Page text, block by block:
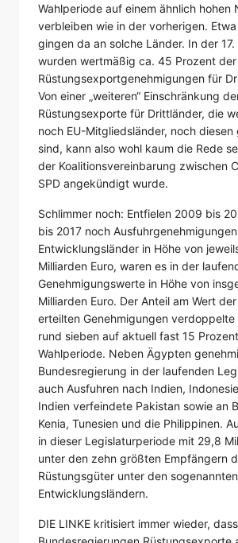
Wahlperiode auf einem ähnlich hohen
verbleiben wie in der vorherigen.
gingen da an solche Länder. In der
wurden wertmäßig ca. 45 Prozent der
Rüstungsexportgenehmigungen für
Von einer „weiteren“ Einschränkung
Rüstungsexporte für Drittländer, die
noch EU-Mitgliedsländer, noch
sind, kann also wohl kaum die Rede
der Koalitionsvereinbarung zwischen
SPD angekündigt wurde.
Schlimmer noch: Entfielen 2009 bis
bis 2017 noch
Entwicklungsländer in Höhe von
Milliarden Euro, waren es in der
Genehmigungswerte in Höhe von
Milliarden Euro. Der Anteil am Wert
erteilten Genehmigungen
rund sieben auf aktuell fast 15
Wahlperiode. Neben Ägypten
Bundesregierung in der laufenden
auch Ausfuhren nach Indien,
Indien verfeindete Pakistan sowie an
Kenia, Tunesien und die Philippinen.
in dieser Legislaturperiode mit 29,8
unter den zehn größten Empfängern
Rüstungsgüter unter den sogenannten
Entwicklungsländern.
DIE LINKE kritisiert immer wieder,